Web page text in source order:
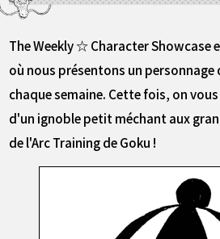
LANGUAGE
JP
EN FR DE
The Weekly ☆ Character Showcase
où nous présentons un personnage
chaque semaine. Cette fois, on
d'un ignoble petit méchant aux
de l'Arc Training de Goku !